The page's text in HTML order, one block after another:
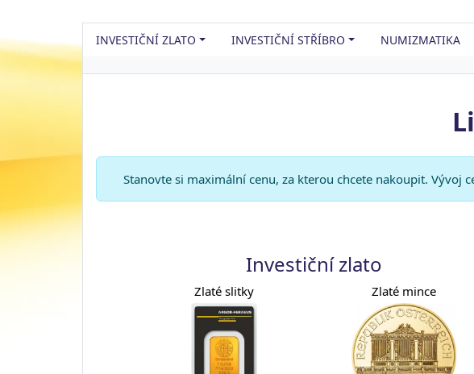
INVESTIČNÍ ZLATO INVESTIČNÍ STŘÍBRO NUMIZMATIKA
Stanovte si maximální cenu, za kterou chcete nakoupit. Vývoj
Investiční zlato
Zlaté slitky Zlaté mince